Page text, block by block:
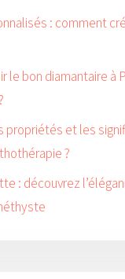
: comment
le bon diamantaire à
propriétés et les
?
: découvrez